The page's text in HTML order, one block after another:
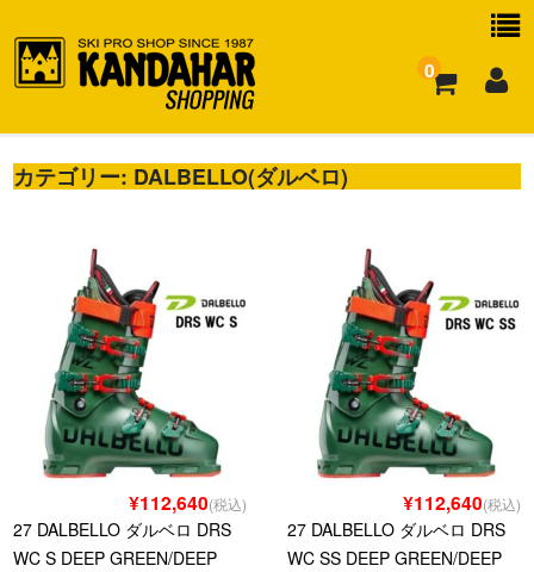
0
お買い物ガイド
カテゴリー: DALBELLO(ダルベロ)
¥112,640(税込)
27 DALBELLO ダルベロ DRS
WC S DEEP GREEN/DEEP
¥112,640(税込)
27 DALBELLO ダルベロ DRS
WC SS DEEP GREEN/DEEP